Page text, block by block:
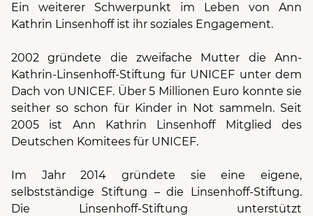
Ein weiterer Schwerpunkt im Leben von Ann
Kathrin Linsenhoff ist ihr soziales Engagement.
2002 gründete die zweifache Mutter die Ann-
Kathrin-Linsenhoff-Stiftung für UNICEF unter dem
Dach von UNICEF. Über 5 Millionen Euro konnte sie
seither so schon für Kinder in Not sammeln. Seit
2005 ist Ann Kathrin Linsenhoff Mitglied des
Deutschen Komitees für UNICEF.
Im Jahr 2014 gründete sie eine eigene,
selbstständige Stiftung – die Linsenhoff-Stiftung.
Die Linsenhoff-Stiftung unterstützt